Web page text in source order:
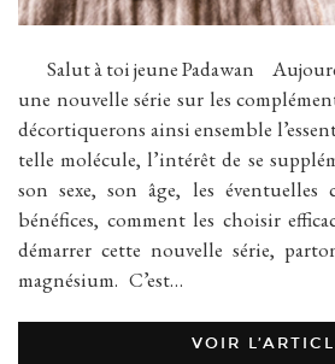
Salut à toi jeune Padawan
une nouvelle série sur les
décortiquerons ainsi ensemble
telle molécule, l’intérêt de se
son sexe, son âge, les éventuelles
bénéfices, comment les choisir
démarrer cette nouvelle série,
magnésium. C’est…
VOIR